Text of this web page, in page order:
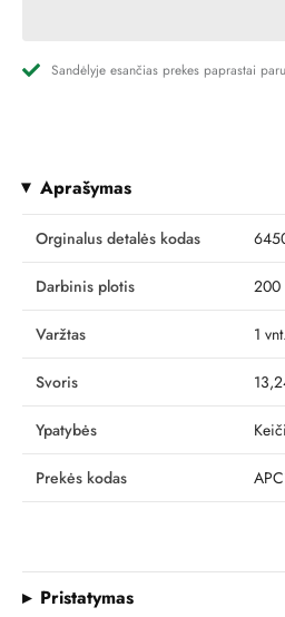
Sandėlyje esančias prekes paprastai
Aprašymas
Orginalus detalės kodas
Darbinis plotis 200
Varžtas 1
Svoris
Ypatybės
Prekės kodas
Pristatymas